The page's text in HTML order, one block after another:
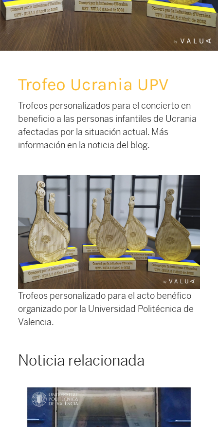
Trofeo Ucrania UPV
Trofeos personalizados para el concierto en
beneficio a las personas infantiles de Ucrania
afectadas por la situación actual. Más
información en la noticia del blog.
Trofeos personalizado para el acto benéfico
organizado por la Universidad Politécnica de
Valencia.
Noticia relacionada